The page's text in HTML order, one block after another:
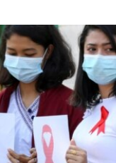
း
ယ်
ာ
ာ
ပ်စာ
ျက်အလက်များ
ဉ်